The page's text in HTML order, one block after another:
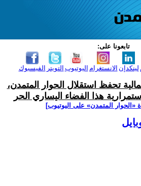
تابعونا على:
الفيسبوك التويتر اليوتيوب الانستغرام لينكدإن
تحفظ استقلال الحوار المتمدن،
هذا الفضاء اليساري الحر
‫«الحوار المتمدن» على اليوتيوب]